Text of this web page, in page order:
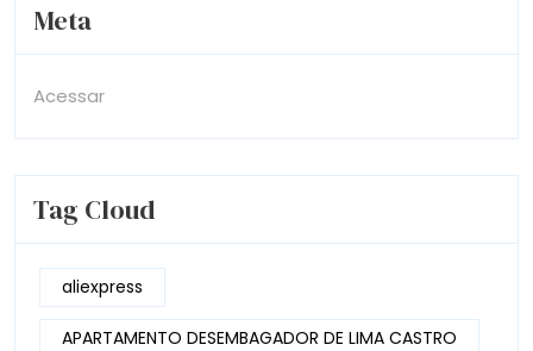
Meta
Acessar
Tag Cloud
aliexpress
APARTAMENTO DESEMBAGADOR DE LIMA CASTRO